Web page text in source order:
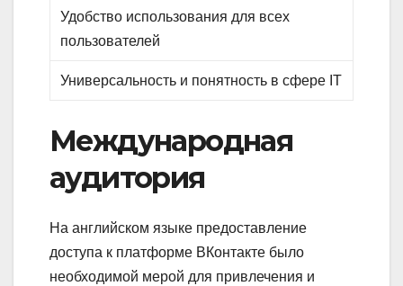
Удобство использования для всех
пользователей
Универсальность и понятность в сфере IT
Международная
аудитория
На английском языке предоставление
доступа к платформе ВКонтакте было
необходимой мерой для привлечения и